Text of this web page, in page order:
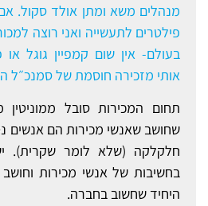
מנהלים משא ומתן אולד סקול.
פילטרים לתעשייה ואני רוצה
בעולם- אין שום קמפיין גוגל
אותי מזכירה חוסמת של סמנכ״ל
תחום המכירות סובל
שחושב שאנשי מכירות הם אנשים
חלקלקה (שלא לומר שקרית).
בחשיבות של אנשי מכירות
היחיד שחשוב בחברה.